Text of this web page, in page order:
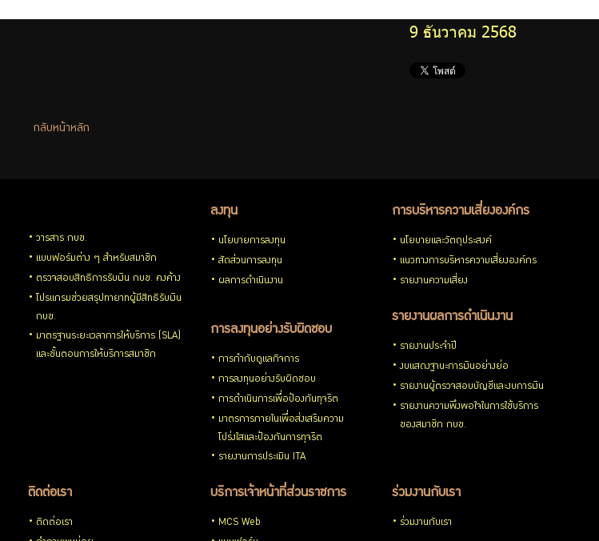
9 ธันวาคม 2568
กลับหน้าหลัก
วารสาร กบข.
แบบฟอร์มต่าง ๆ สำหรับสมาชิก
ตรวจสอบสิทธิการรับเงิน กบข. คงค้าง
โปรแกรมช่วยสรุปทายาทผู้มีสิทธิรับเงิน
กบข.
มาตรฐานระยะเวลาการให้บริการ (SLA)
และขั้นตอนการให้บริการสมาชิก
ลงทุน
นโยบายการลงทุน
สัดส่วนการลงทุน
ผลการดำเนินงาน
การลงทุนอย่างรับผิดชอบ
การกำกับดูแลกิจการ
การลงทุนอย่างรับผิดชอบ
การดำเนินการเพื่อป้องกันทุจริต
มาตรการภายในเพื่อส่งเสริมความ
โปร่งใสและป้องกันการทุจริต
รายงานการประเมิน ITA
การบริหารความเสี่ยงองค์กร
นโยบายและวัตถุประสงค์
แนวทางการบริหารความเสี่ยงองค์กร
รายงานความเสี่ยง
รายงานผลการดำเนินงาน
รายงานประจำปี
งบแสดงฐานะการเงินอย่างย่อ
รายงานผู้ตรวจสอบบัญชีและงบการเงิน
รายงานความพึงพอใจในการใช้บริการ
ของสมาชิก กบข.
ติดต่อเรา
ติดต่อเรา
บริการเจ้าหน้าที่ส่วนราชการ
MCS Web
ร่วมงานกับเรา
ร่วมงานกับเรา